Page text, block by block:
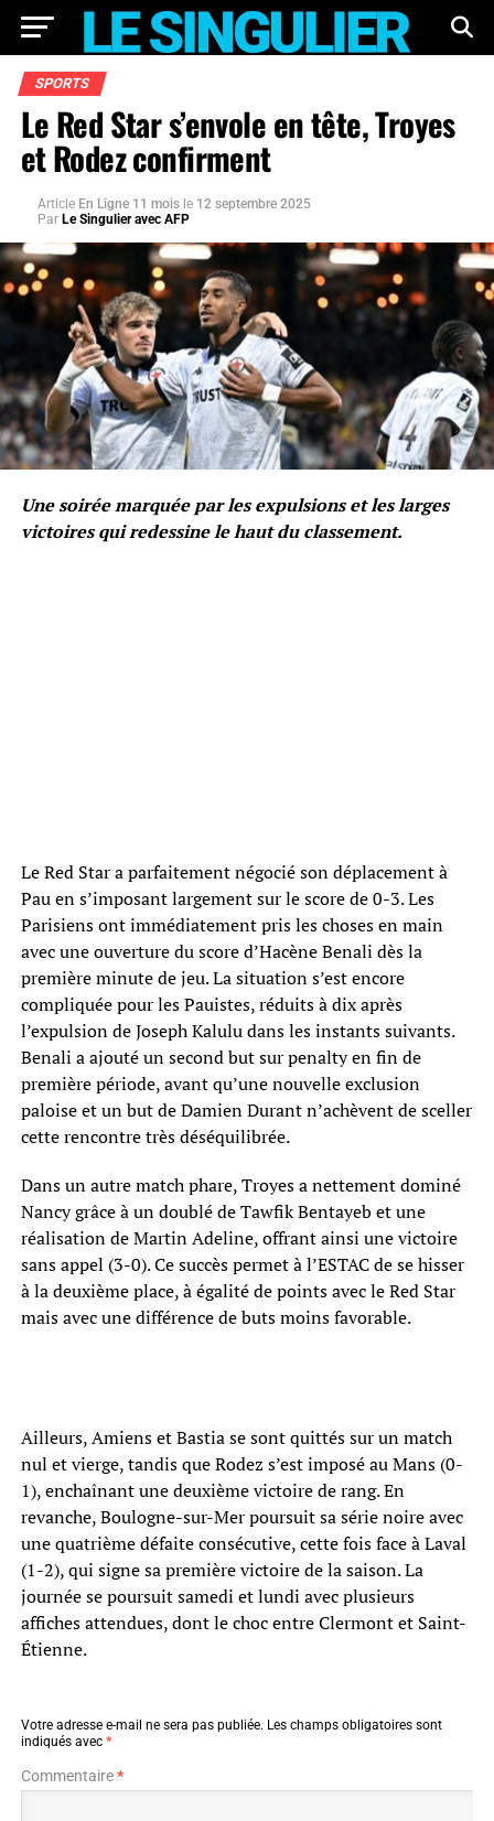
SPORTS
Le Red Star s’envole en tête, Troyes
et Rodez confirment
Article En Ligne 11 mois le 12 septembre 2025
Par Le Singulier avec AFP
Une soirée marquée par les expulsions et les larges
victoires qui redessine le haut du classement.
Le Red Star a parfaitement négocié son déplacement à
Pau en s’imposant largement sur le score de 0-3. Les
Parisiens ont immédiatement pris les choses en main
avec une ouverture du score d’Hacène Benali dès la
première minute de jeu. La situation s’est encore
compliquée pour les Pauistes, réduits à dix après
l’expulsion de Joseph Kalulu dans les instants suivants.
Benali a ajouté un second but sur penalty en fin de
première période, avant qu’une nouvelle exclusion
paloise et un but de Damien Durant n’achèvent de sceller
cette rencontre très déséquilibrée.
Dans un autre match phare, Troyes a nettement dominé
Nancy grâce à un doublé de Tawfik Bentayeb et une
réalisation de Martin Adeline, offrant ainsi une victoire
sans appel (3-0). Ce succès permet à l’ESTAC de se hisser
à la deuxième place, à égalité de points avec le Red Star
mais avec une différence de buts moins favorable.
Ailleurs, Amiens et Bastia se sont quittés sur un match
nul et vierge, tandis que Rodez s’est imposé au Mans (0-
1), enchaînant une deuxième victoire de rang. En
revanche, Boulogne-sur-Mer poursuit sa série noire avec
une quatrième défaite consécutive, cette fois face à Laval
(1-2), qui signe sa première victoire de la saison. La
journée se poursuit samedi et lundi avec plusieurs
affiches attendues, dont le choc entre Clermont et Saint-
Étienne.
Votre adresse e-mail ne sera pas publiée. Les champs obligatoires sont
indiqués avec *
Commentaire*